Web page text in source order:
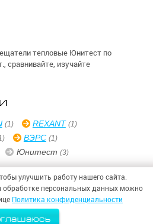
тепловые Юнитест по
сравнивайте, изучайте
(1) REXANT (1)
ВЭРС (1)
Юнитест (3)
БЕЗОПАСНОСТИ»
улучшить работу нашего сайта.
обработке персональных данных можно
Политика конфиденциальности